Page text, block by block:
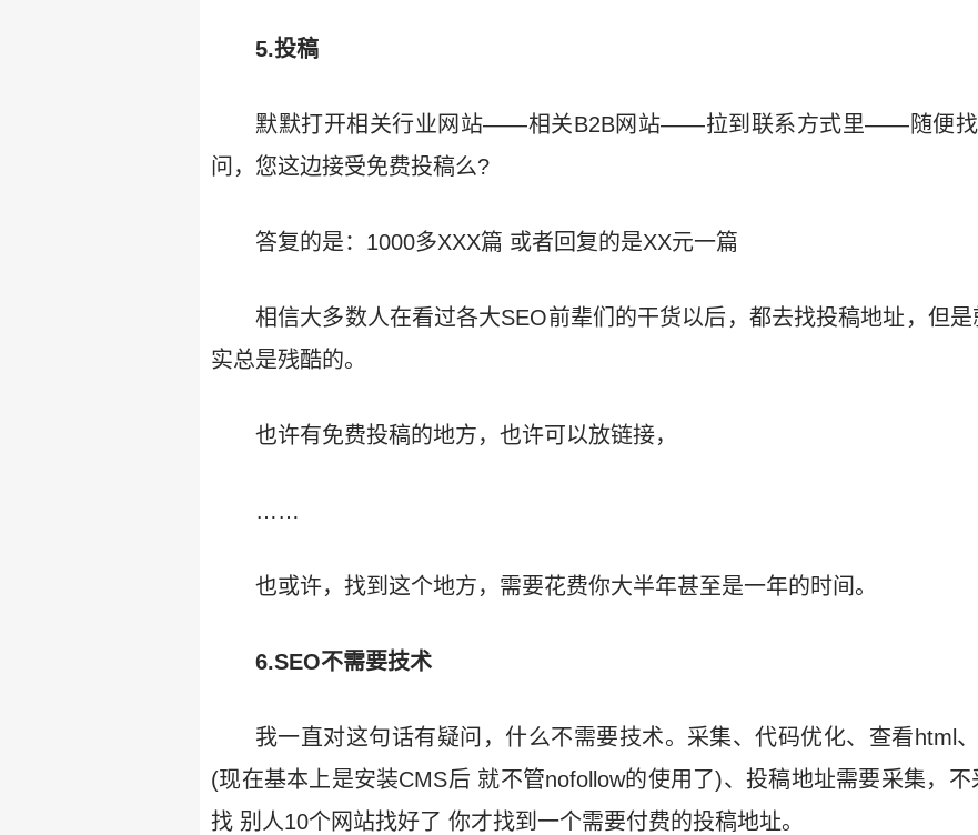
5.投稿
默默打开相关行业网站——相关B2B网站——拉到联系方式里——随便找
问，您这边接受免费投稿么?
答复的是：1000多XXX篇 或者回复的是XX元一篇
相信大多数人在看过各大SEO前辈们的干货以后，都去找投稿地址，但
实总是残酷的。
也许有免费投稿的地方，也许可以放链接，
……
也或许，找到这个地方，需要花费你大半年甚至是一年的时间。
6.SEO不需要技术
我一直对这句话有疑问，什么不需要技术。采集、代码优化、查看html
(现在基本上是安装CMS后 就不管nofollow的使用了)、投稿地址需要采集，
找 别人10个网站找好了 你才找到一个需要付费的投稿地址。